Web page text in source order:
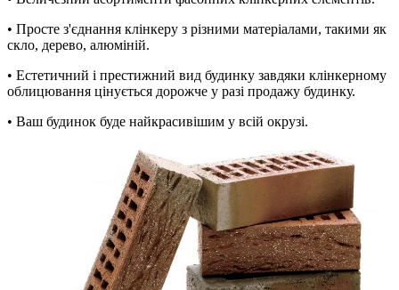
• Просте з'єднання клінкеру з різними матеріалами, такими як
скло, дерево, алюміній.
• Естетичний і престижний вид будинку завдяки клінкерному
облицювання цінується дорожче у разі продажу будинку.
• Ваш будинок буде найкрасивішим у всій окрузі.